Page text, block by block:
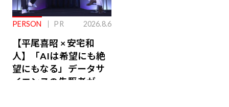
PERSON PR 2026.8.6
【平尾喜昭 × 安宅和
人】「AIは希望にも絶
望にもなる」データサ
イエンスの先駆者が語